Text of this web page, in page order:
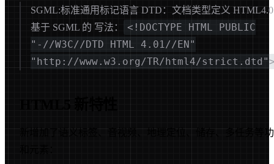
SGML:标准通用标记语言 DTD：文档类型定义
基于 SGML 的 写法：
<!DOCTYPE HTML PUBLIC
"-//W3C//DTD HTML 4.01//EN"
"http://www.w3.org/TR/html4/
HTML5 新特性
新增加了语义标签、音视频、地理定位、储存、多任务等